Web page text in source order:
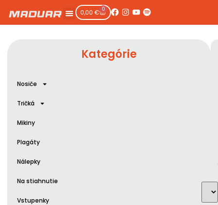
0,00 € 0
Kategórie
Nosiče
Tričká
Mikiny
Plagáty
Nálepky
Na stiahnutie
Vstupenky